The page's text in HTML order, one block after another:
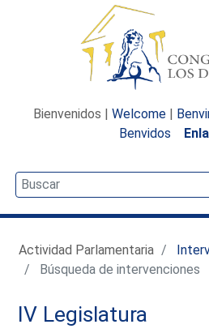
Bienvenidos | Welcome |
Benvidos
Actividad Parlamentaria
Búsqueda de intervenciones
IV Legislatura